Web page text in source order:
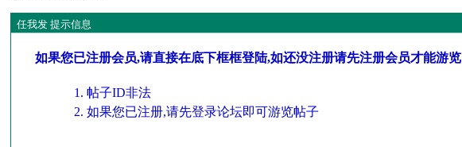
任我发 提示信息
如果您已注册会员,请直接在底下框框登陆,如还没注册请先注册会员才能游览
帖子ID非法
如果您已注册,请先登录论坛即可游览帖子